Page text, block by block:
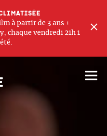
à partir de 3 ans +
chaque vendredi 21h 1